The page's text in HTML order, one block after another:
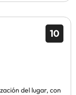
10
del lugar, con